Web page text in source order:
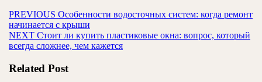
Навигация
по
записям
PREVIOUS Предыдущая
запись:
Особенности водосточных систем: когда ремонт
начинается с крыши
NEXT Следующая
запись:
Стоит ли купить пластиковые окна: вопрос, который
всегда сложнее, чем кажется
Related Post